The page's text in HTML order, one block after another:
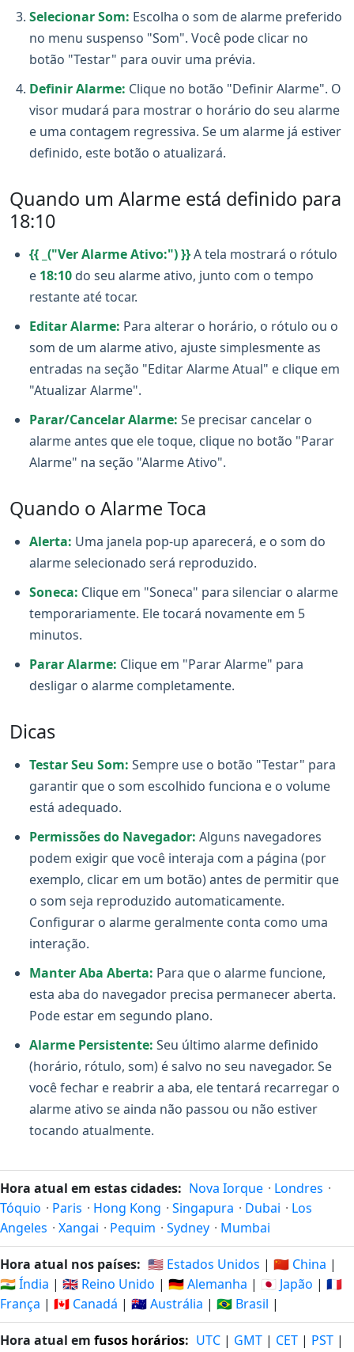
Selecionar Som: Escolha o som de alarme preferido
no menu suspenso "Som". Você pode clicar no
botão "Testar" para ouvir uma prévia.
Definir Alarme: Clique no botão "Definir Alarme". O
visor mudará para mostrar o horário do seu alarme
e uma contagem regressiva. Se um alarme já estiver
definido, este botão o atualizará.
Quando um Alarme está definido para
18:10
{{ _("Ver Alarme Ativo:") }}A tela mostrará o rótulo
e 18:10 do seu alarme ativo, junto com o tempo
restante até tocar.
Editar Alarme: Para alterar o horário, o rótulo ou o
som de um alarme ativo, ajuste simplesmente as
entradas na seção "Editar Alarme Atual" e clique em
"Atualizar Alarme".
Parar/Cancelar Alarme: Se precisar cancelar o
alarme antes que ele toque, clique no botão "Parar
Alarme" na seção "Alarme Ativo".
Quando o Alarme Toca
Alerta: Uma janela pop-up aparecerá, e o som do
alarme selecionado será reproduzido.
Soneca: Clique em "Soneca" para silenciar o alarme
temporariamente. Ele tocará novamente em 5
minutos.
Parar Alarme: Clique em "Parar Alarme" para
desligar o alarme completamente.
Dicas
Testar Seu Som: Sempre use o botão "Testar" para
garantir que o som escolhido funciona e o volume
está adequado.
Permissões do Navegador: Alguns navegadores
podem exigir que você interaja com a página (por
exemplo, clicar em um botão) antes de permitir que
o som seja reproduzido automaticamente.
Configurar o alarme geralmente conta como uma
interação.
Manter Aba Aberta: Para que o alarme funcione,
esta aba do navegador precisa permanecer aberta.
Pode estar em segundo plano.
Alarme Persistente: Seu último alarme definido
(horário, rótulo, som) é salvo no seu navegador. Se
você fechar e reabrir a aba, ele tentará recarregar o
alarme ativo se ainda não passou ou não estiver
tocando atualmente.
Hora atual em estas cidades: Nova Iorque · Londres ·
Tóquio · Paris · Hong Kong · Singapura · Dubai · Los
Angeles · Xangai · Pequim · Sydney · Mumbai
Hora atual nos países: 🇺🇸 Estados Unidos | 🇨🇳 China |
🇮🇳 Índia | 🇬🇧 Reino Unido | 🇩🇪 Alemanha | 🇯🇵 Japão | 🇫🇷
França | 🇨🇦 Canadá | 🇦🇺 Austrália | 🇧🇷 Brasil |
Hora atual em fusos horários: UTC | GMT | CET | PST |